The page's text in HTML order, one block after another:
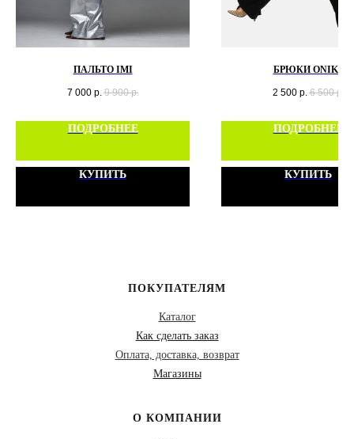
ПАЛЬТО IMI
7 000 р. 9 900 р.
ПОДРОБНЕЕ
КУПИТЬ
БРЮКИ ONIKS
2 500 р. 6 500 р.
ПОДРОБНЕЕ
КУПИТЬ
ПОКУПАТЕЛЯМ
Каталог
Как сделать заказ
Оплата, доставка, возврат
Магазины
О КОМПАНИИ